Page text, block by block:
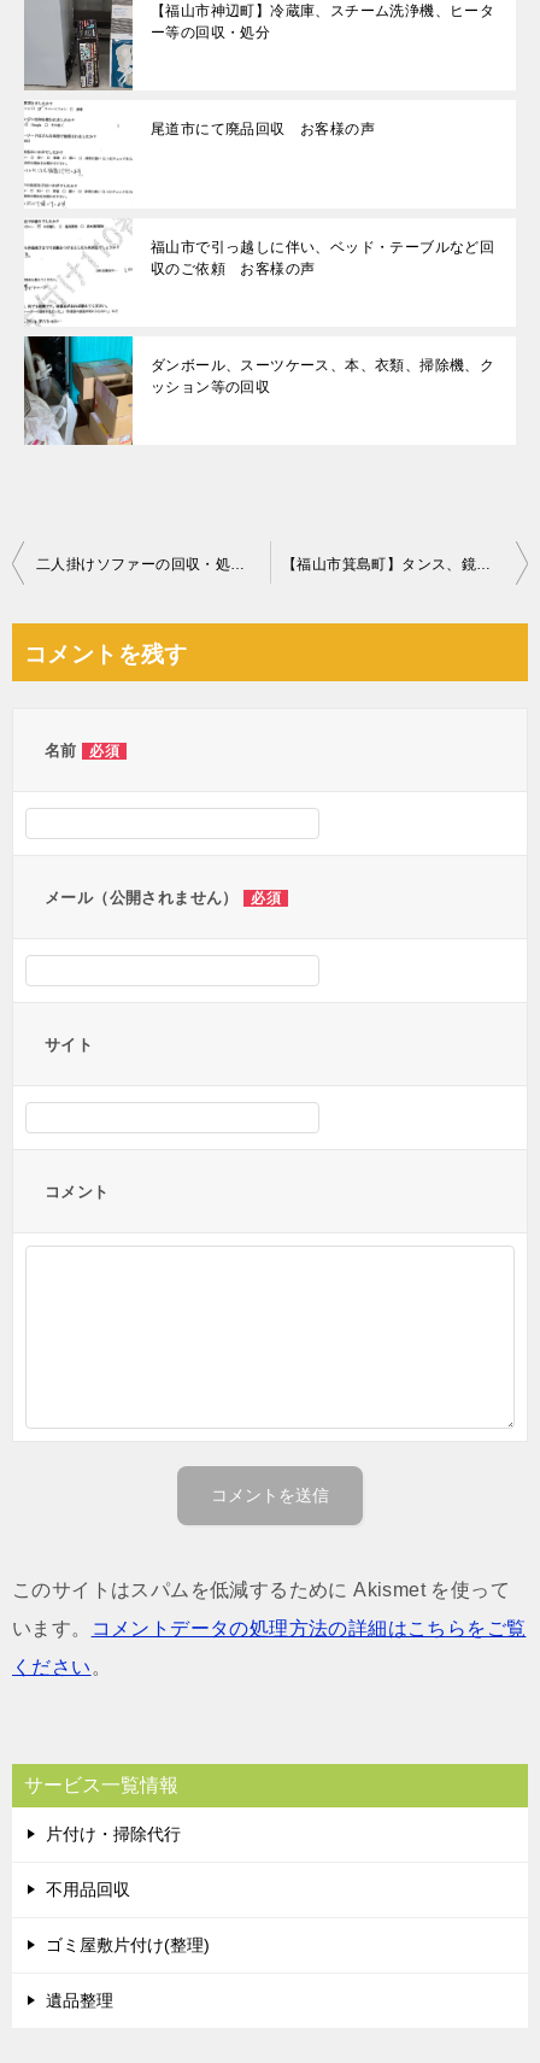
【福山市神辺町】冷蔵庫、スチーム洗浄機、ヒータ
ー等の回収・処分
尾道市にて廃品回収 お客様の声
福山市で引っ越しに伴い、ベッド・テーブルなど回
収のご依頼 お客様の声
ダンボール、スーツケース、本、衣類、掃除機、ク
ッション等の回収
投
ビ
二人掛けソファーの回収・処分ご依頼 お客様の声 【福山市箕島町】タンス、鏡台、ダブルベッドマットレス等の回収
コメントを残す
名前 必須
メール（公開されません） 必須
サイト
コメント
このサイトはスパムを低減するために Akismet を使って
います。
コメントデータの処理方法の詳細はこちらをご覧
ください。
サービス一覧情報
片付け・掃除代行
不用品回収
ゴミ屋敷片付け(整理)
遺品整理